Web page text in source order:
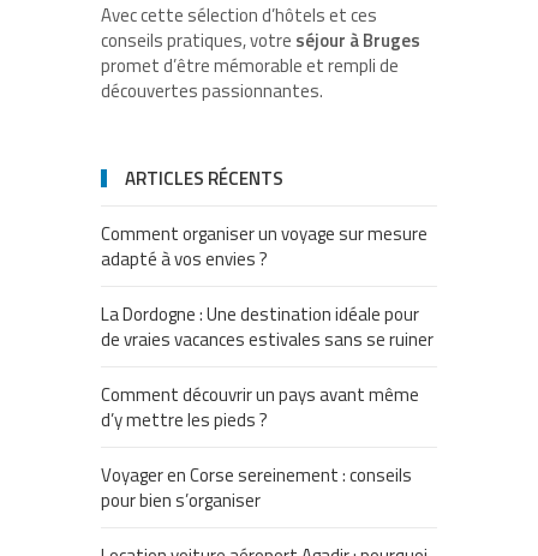
Avec cette sélection d’hôtels et ces
conseils pratiques, votre séjour à Bruges
promet d’être mémorable et rempli de
découvertes passionnantes.
ARTICLES RÉCENTS
Comment organiser un voyage sur mesure
adapté à vos envies ?
La Dordogne : Une destination idéale pour
de vraies vacances estivales sans se ruiner
Comment découvrir un pays avant même
d’y mettre les pieds ?
Voyager en Corse sereinement : conseils
pour bien s’organiser